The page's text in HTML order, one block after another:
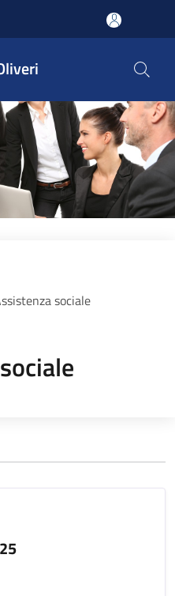
sociale